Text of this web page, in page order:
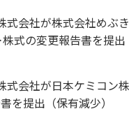
式会社が株式会社めぶ
式の変更報告書を提出
式会社が日本ケミコン
を提出（保有減少）